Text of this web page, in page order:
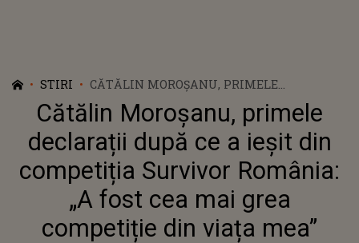
STIRI
CĂTĂLIN MOROȘANU, PRIMELE
DECLARAȚII DUPĂ CE A IEȘIT DIN
COMPETIȚIA SURVIVOR ROMÂNIA: „A FOST
CEA MAI GREA COMPETIȚIE DIN VIAȚA
MEA”
Cătălin Moroșanu, primele
declarații după ce a ieșit din
competiția Survivor România:
„A fost cea mai grea
competiție din viața mea”